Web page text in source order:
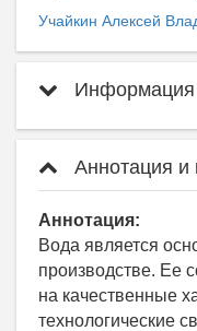
Учайкин Алексей
Информация
Аннотация
Аннотация:
Вода является
производстве. Ее
на качественные
технологические